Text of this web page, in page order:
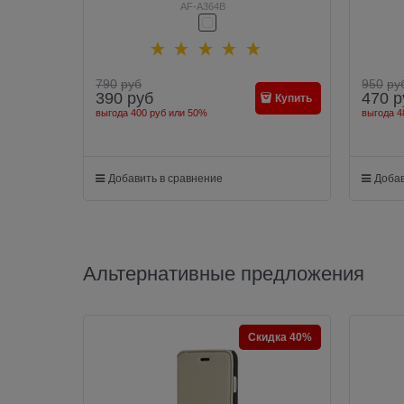
Full Screen Cover 0.33mm для iPhone 6/6s
(Защита до скругления, цвет "белый")
AF-A364B
790 руб
390 руб
выгода 400 руб или 50%
Купить
Добавить в сравнение
Nano
950
470
выгода
Альтернативные предложения
Скидка 40%